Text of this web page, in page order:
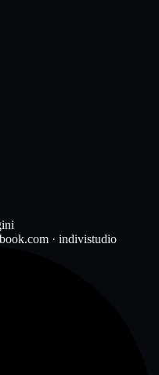
· indivistudio